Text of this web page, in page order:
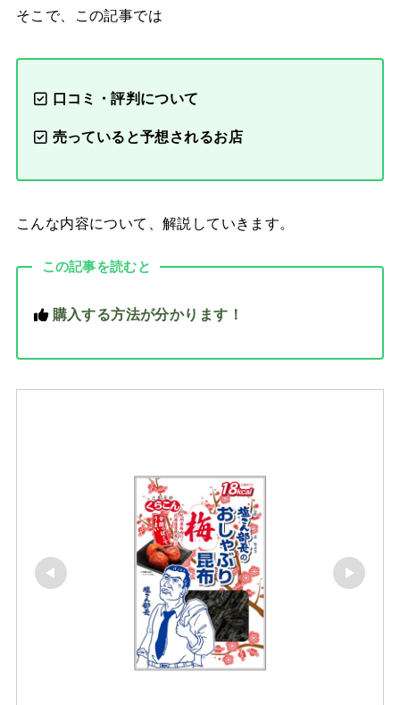
そこで、この記事では
口コミ・評判について
売っていると予想されるお店
こんな内容について、解説していきます。
この記事を読むと
購入する方法が分かります！